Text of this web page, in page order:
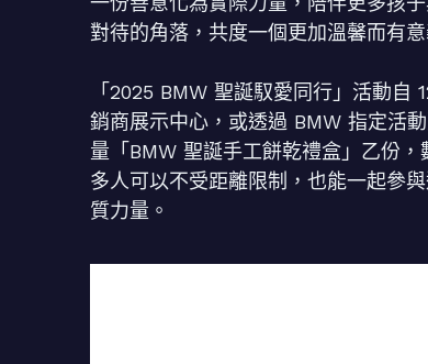
對待的角落，共度一個更加溫馨而有
「2025 BMW 聖誕馭愛同行」活動
銷商展示中心，或透過 BMW 指定活
量「BMW 聖誕手工餅乾禮盒」乙份
多人可以不受距離限制，也能一起參
質力量。